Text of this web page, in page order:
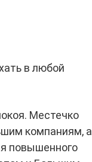
в любой
Местечко
компаниям, а
повышенного